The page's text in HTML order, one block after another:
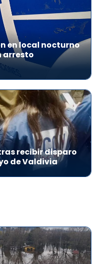
en local nocturno
arresto
recibir disparo
de Valdivia